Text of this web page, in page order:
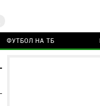
ФУТБОЛ НА ТБ